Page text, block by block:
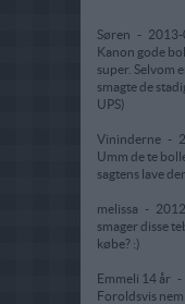
Søren -
Kanon gode
super. Selvom
smagte de
UPS)
Vininderne -
Umm de te
sagtens lave
melissa -
smager disse
købe? :)
Emmeli 14 år -
Foroldsvis